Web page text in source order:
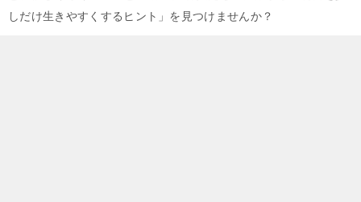
しだけ生きやすくするヒント」を見つけませんか？